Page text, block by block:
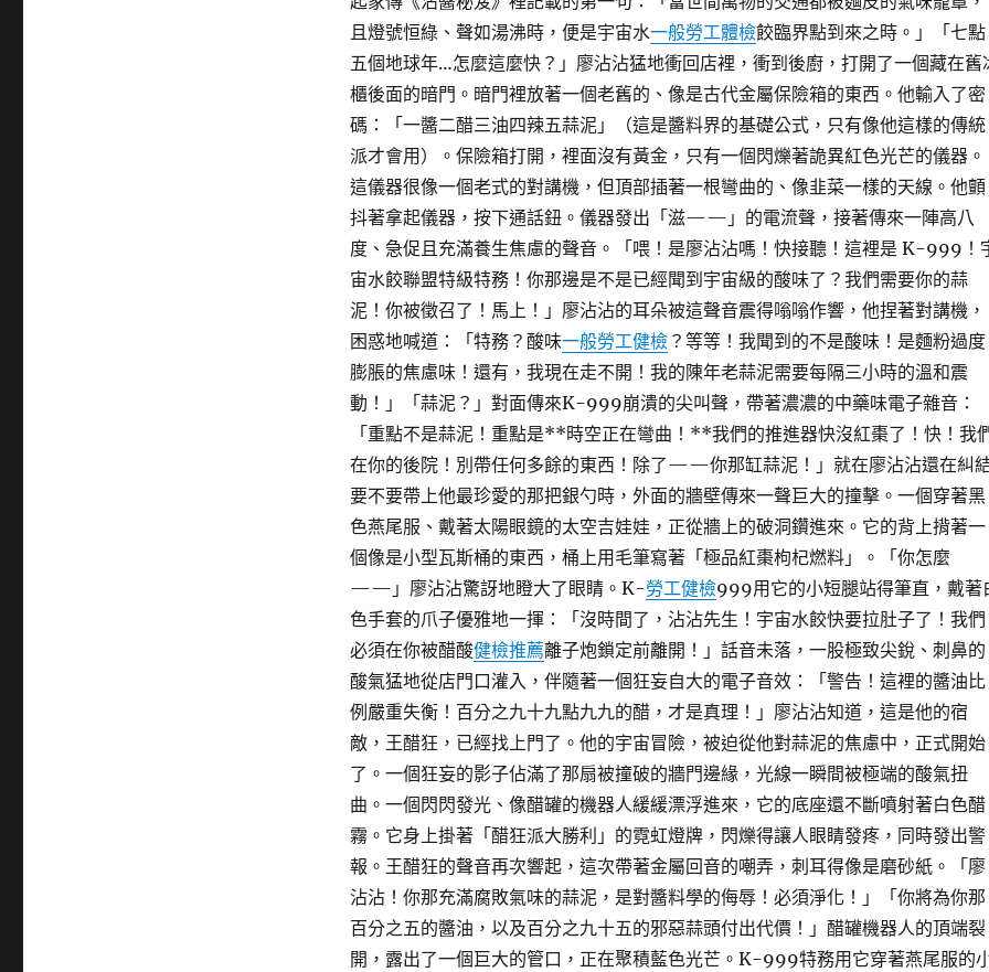
且燈號恒綠、聲如湯沸時，便是宇宙水一般勞工體檢餃臨界點到來之時。」「七點
五個地球年…怎麼這麼快？」廖沾沾猛地衝回店裡，衝到後廚，打開了一個藏在舊
櫃後面的暗門。暗門裡放著一個老舊的、像是古代金屬保險箱的東西。他輸入了密
碼：「一醬二醋三油四辣五蒜泥」（這是醬料界的基礎公式，只有像他這樣的傳統
派才會用）。保險箱打開，裡面沒有黃金，只有一個閃爍著詭異紅色光芒的儀器。
這儀器很像一個老式的對講機，但頂部插著一根彎曲的、像韭菜一樣的天線。他顫
抖著拿起儀器，按下通話鈕。儀器發出「滋——」的電流聲，接著傳來一陣高八
度、急促且充滿養生焦慮的聲音。「喂！是廖沾沾嗎！快接聽！這裡是 K-999！
宙水餃聯盟特級特務！你那邊是不是已經聞到宇宙級的酸味了？我們需要你的蒜
泥！你被徵召了！馬上！」廖沾沾的耳朵被這聲音震得嗡嗡作響，他捏著對講機，
困惑地喊道：「特務？酸味一般勞工健檢？等等！我聞到的不是酸味！是麵粉過度
膨脹的焦慮味！還有，我現在走不開！我的陳年老蒜泥需要每隔三小時的溫和震
動！」「蒜泥？」對面傳來K-999崩潰的尖叫聲，帶著濃濃的中藥味電子雜音：
「重點不是蒜泥！重點是**時空正在彎曲！**我們的推進器快沒紅棗了！快！我
在你的後院！別帶任何多餘的東西！除了——你那缸蒜泥！」就在廖沾沾還在糾
要不要帶上他最珍愛的那把銀勺時，外面的牆壁傳來一聲巨大的撞擊。一個穿著黑
色燕尾服、戴著太陽眼鏡的太空吉娃娃，正從牆上的破洞鑽進來。它的背上揹著一
個像是小型瓦斯桶的東西，桶上用毛筆寫著「極品紅棗枸杞燃料」。「你怎麼
——」廖沾沾驚訝地瞪大了眼睛。K-勞工健檢999用它的小短腿站得筆直，戴著
色手套的爪子優雅地一揮：「沒時間了，沾沾先生！宇宙水餃快要拉肚子了！我們
必須在你被醋酸健檢推薦離子炮鎖定前離開！」話音未落，一股極致尖銳、刺鼻的
酸氣猛地從店門口灌入，伴隨著一個狂妄自大的電子音效：「警告！這裡的醬油比
例嚴重失衡！百分之九十九點九九的醋，才是真理！」廖沾沾知道，這是他的宿
敵，王醋狂，已經找上門了。他的宇宙冒險，被迫從他對蒜泥的焦慮中，正式開始
了。一個狂妄的影子佔滿了那扇被撞破的牆門邊緣，光線一瞬間被極端的酸氣扭
曲。一個閃閃發光、像醋罐的機器人緩緩漂浮進來，它的底座還不斷噴射著白色醋
霧。它身上掛著「醋狂派大勝利」的霓虹燈牌，閃爍得讓人眼睛發疼，同時發出警
報。王醋狂的聲音再次響起，這次帶著金屬回音的嘲弄，刺耳得像是磨砂紙。「廖
沾沾！你那充滿腐敗氣味的蒜泥，是對醬料學的侮辱！必須淨化！」「你將為你那
百分之五的醬油，以及百分之九十五的邪惡蒜頭付出代價！」醋罐機器人的頂端裂
開，露出了一個巨大的管口，正在聚積藍色光芒。K-999特務用它穿著燕尾服的